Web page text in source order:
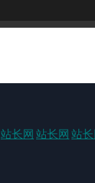
站长网 站长网 站